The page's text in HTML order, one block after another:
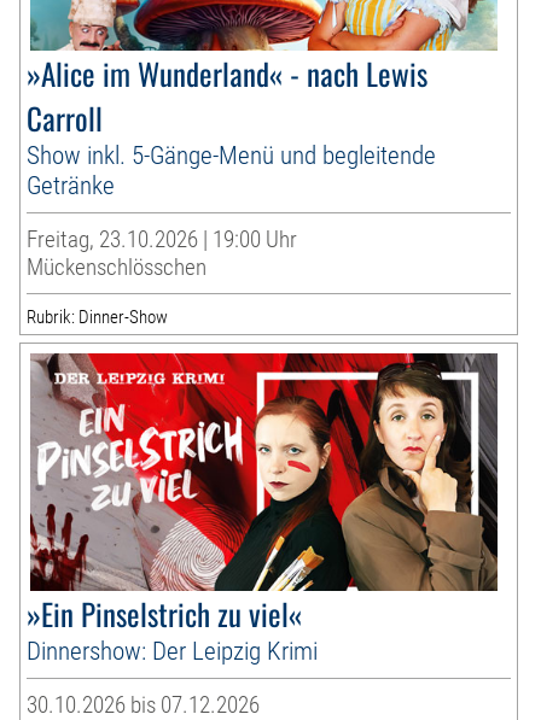
»Alice im Wunderland« - nach Lewis
Carroll
Show inkl. 5-Gänge-Menü und begleitende
Getränke
Freitag, 23.10.2026 | 19:00 Uhr
Mückenschlösschen
Rubrik: Dinner-Show
»Ein Pinselstrich zu viel«
Dinnershow: Der Leipzig Krimi
30.10.2026 bis 07.12.2026